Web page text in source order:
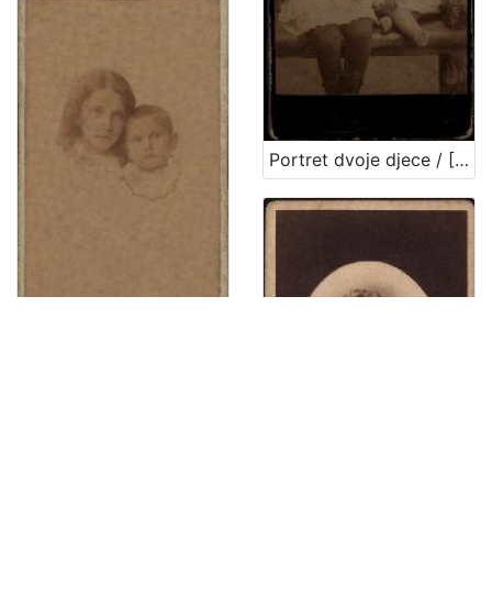
Portret dvoje djece / [Gjuro Varga] ; [izradio fotografski atelijer] G. & I. Varga